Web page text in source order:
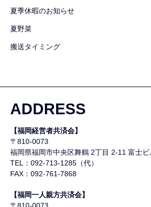
夏季休暇のお知らせ
夏野菜
搬送タイミング
ADDRESS
【福岡経営者共済会】
〒810-0073
福岡県福岡市中央区舞鶴 2丁目 2-11 富士
TEL：092-713-1285（代）
FAX：092-761-7868
【福岡一人親方共済会】